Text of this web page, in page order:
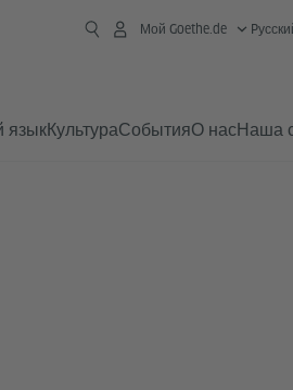
Мой Goethe.de
языкКультураСобытияО насНаша